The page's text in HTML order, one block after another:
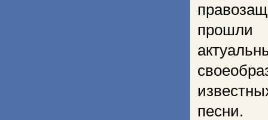
прошли
песни.